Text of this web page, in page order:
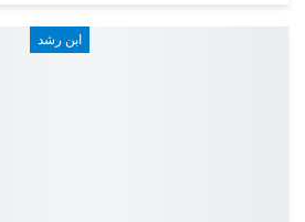
ابن رشد